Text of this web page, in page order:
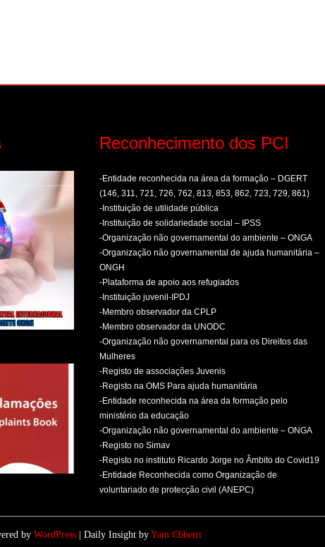
Reconhecimento dos PCI
-Entidade reconhecida na área da formação – DGERT
(146, 311, 721, 726, 762, 813, 853, 862, 723, 729, 861)
-Instituição de utilidade pública
-Instituição de solidariedade social – IPSS
-Organização não governamental do ambiente – ONGA
-Organização não governamental de ajuda humanitária –
ONGH
-Plataforma de apoio aos refugiados
-Instituição juvenil-IPDJ
-Membro observador da CPLP
-Membro observador da UNODC
-Organização não governamental para os Direitos das
Mulheres
-Registo de associações Juvenis
-Registo na OMS Para ajuda humanitária
-Entidade reconhecida na área da formação pelo
ministério da educação
-Organização não governamental do ambiente – ONGA
-Registo no Simav
-Registo no instituto Ricardo Jorge no Âmbito do Covid19
-Entidade Reconhecida como Organização de
voluntariado de protecção civil (ANEPC)
by WordPress| Daily Insight by Yam Chhetri